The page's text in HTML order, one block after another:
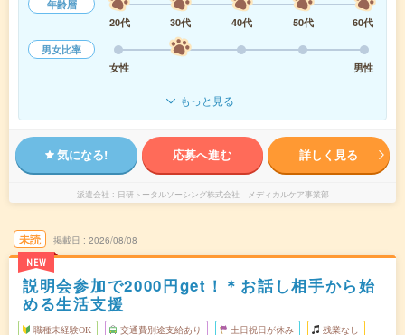
年齢層
20代
30代 40代 50代
60代
男女比率
女性
男性
もっと見る
気になる! 応募へ進む 詳しく見る
派遣会社 日研トータルソーシング株式会社 メディカルケア事業部
未読
NEW
掲載日 2026/08/08
説明会参加で2000円get！＊お話し相手から始
める生活支援
職種未経験OK 交通費別途支給あり 土日祝日が休み 残業なし